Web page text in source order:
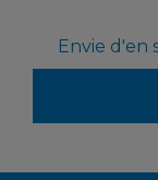
Envie d'en